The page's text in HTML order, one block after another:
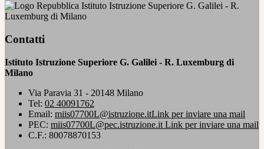
Istituto Istruzione Superiore G. Galilei - R.
Luxemburg di Milano
Contatti
Istituto Istruzione Superiore G. Galilei - R. Luxemburg di
Milano
Via Paravia 31 - 20148 Milano
Tel: 02 40091762
Email: miis07700L@istruzione.itLink per inviare una mail
PEC: miis07700L@pec.istruzione.it Link per inviare una mail
C.F.: 80078870153